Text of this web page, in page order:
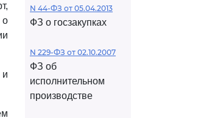
о
N 44-ФЗ от 05.04.2013
ФЗ о госзакупках
N 229-ФЗ от 02.10.2007
ФЗ об
исполнительном
производстве